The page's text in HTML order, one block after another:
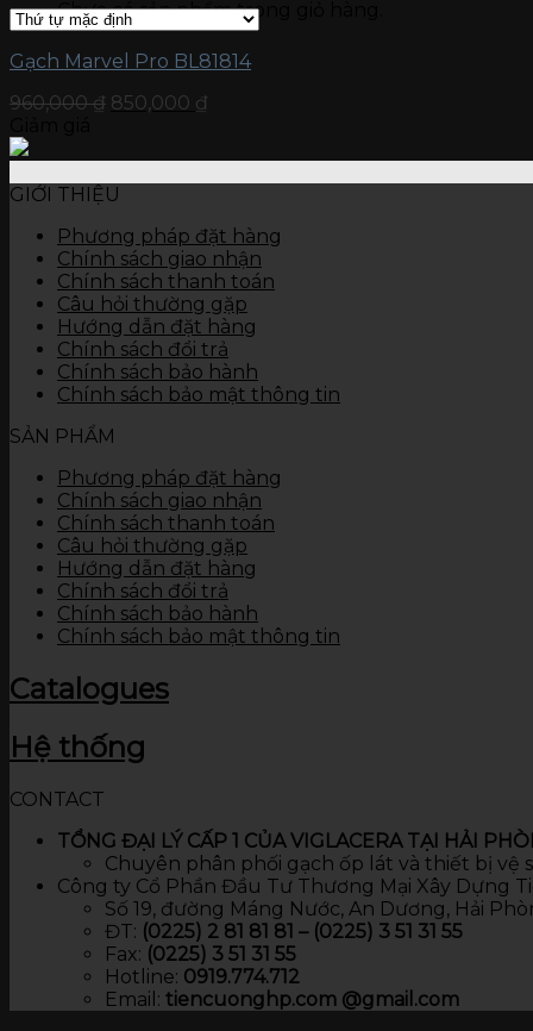
Gạch kích thước 15 x 60
Gạch ốp tường
Đá nung kết Vasta 120 x 280
Gạch kích thước 60 x 120
Gạch kích thước 30 x 60
Gạch kích thước 30 x 45
Gạch kích thước 25 x 50
Gạch kích thước 25 x 40
Gạch kích thước 10 x 30
Thiết bị vệ sinh
Bàn cầu
Chậu rửa
Các thiết bị khác
Chưa có sản phẩm trong giỏ hàng.
Gạch Marvel Pro BL81814
960,000₫ 850,000 ₫
GIỚI THIỆU
Phương pháp đặt hàng
Chính sách giao nhận
Chính sách thanh toán
Câu hỏi thường gặp
Hướng dẫn đặt hàng
Chính sách đổi trả
Chính sách bảo hành
Chính sách bảo mật thông tin
SẢN PHẨM
Phương pháp đặt hàng
Chính sách giao nhận
Chính sách thanh toán
Câu hỏi thường gặp
Hướng dẫn đặt hàng
Chính sách đổi trả
Chính sách bảo hành
Chính sách bảo mật thông tin
Catalogues
Hệ thống
CONTACT
TỔNG ĐẠI LÝ CẤP 1 CỦA VIGLACERA TẠI HẢI
Chuyên phân phối gạch ốp lát và thiết bị vệ
Công ty Cổ Phần Đầu Tư Thương Mại Xây Dựng
Số 19, đường Máng Nước, An Dương, Hải
ĐT: (0225) 2 81 81 81 – (0225) 3 51 31 55
Fax: (0225) 3 51 31 55
Hotline: 0919.774.712​
Email: tiencuonghp.com @gmail.com